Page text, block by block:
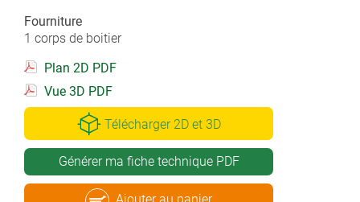
Fourniture
1 corps de boitier
Plan 2D PDF
Vue 3D PDF
Télécharger 2D et 3D
Générer ma fiche technique PDF
Ajouter au panier